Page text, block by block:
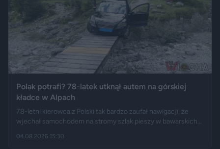
Polak potrafi? 78-latek utknął autem na górskiej
kładce w Alpach
78-letni kierowca z Polski tak bardzo zaufał nawigacji, że
wjechał samochodem na stromy szlak pieszy w bawarskich
miejscowych służb – trudno byłoby przejechać nawet
04.08.2026 15:30